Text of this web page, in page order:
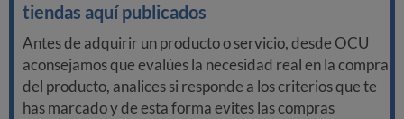
tiendas aquí publicados
Antes de adquirir un producto o servicio, desde OCU
aconsejamos que evalúes la necesidad real en la compra
del producto, analices si responde a los criterios que te
has marcado y de esta forma evites las compras